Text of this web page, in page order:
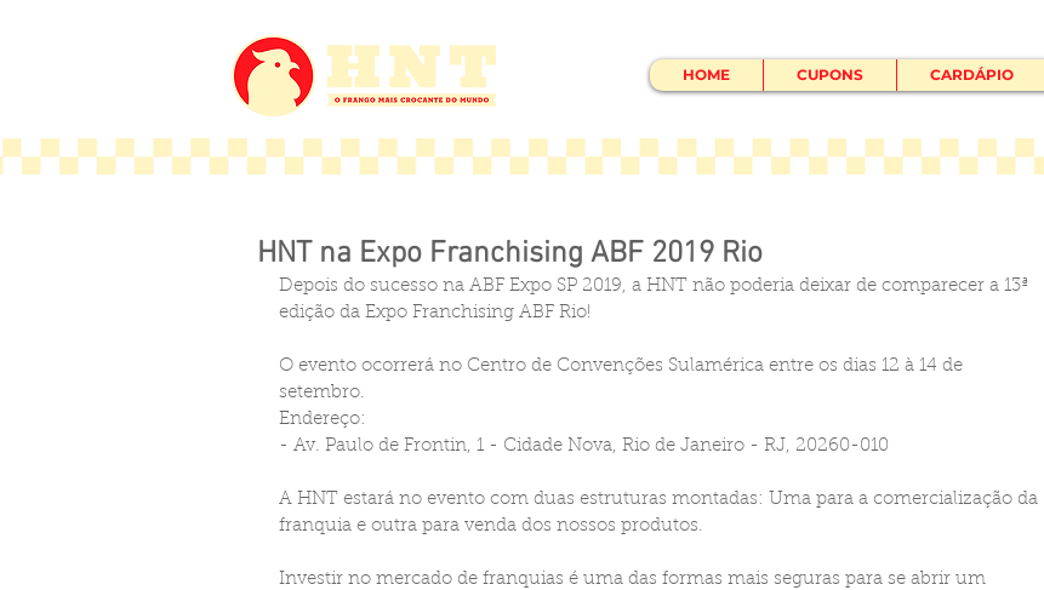
HOME CUPONS CARDÁPIO
HNT na Expo Franchising ABF 2019 Rio
Depois do sucesso na ABF Expo SP 2019, a HNT não poderia deixar de comparecer a 13ª
edição da Expo Franchising ABF Rio!
O evento ocorrerá no Centro de Convenções Sulamérica entre os dias 12 à 14 de
setembro.
Endereço:
- Av. Paulo de Frontin, 1 - Cidade Nova, Rio de Janeiro - RJ, 20260-010
A HNT estará no evento com duas estruturas montadas: Uma para a comercialização da
franquia e outra para venda dos nossos produtos.
Investir no mercado de franquias é uma das formas mais seguras para se abrir um